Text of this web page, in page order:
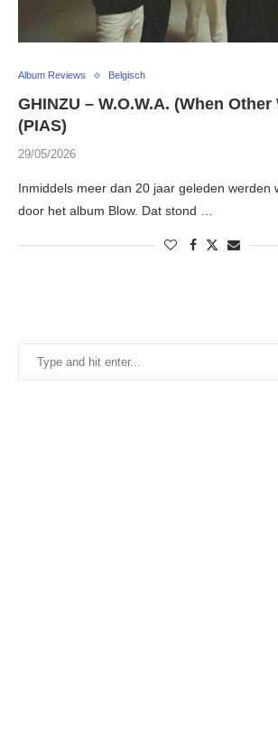
Album Reviews Belgisch
GHINZU – W.O.W.A. (When
(PIAS)
29/05/2026
Inmiddels meer dan 20 jaar geleden werden
door het album Blow. Dat stond …